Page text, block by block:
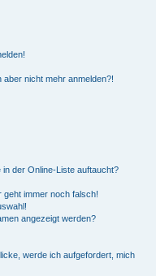
nicht mehr anmelden?!
der Online-Liste auftaucht?
geht immer noch falsch!
angezeigt werden?
werde ich aufgefordert, mich